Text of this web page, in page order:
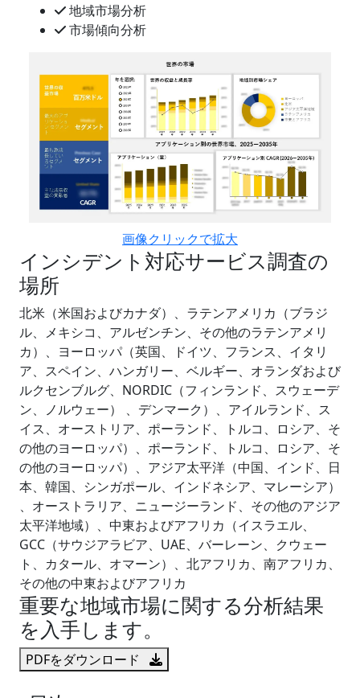
地域市場分析
市場傾向分析
画像クリックで拡大
インシデント対応サービス調査の
場所
北米（米国およびカナダ）、ラテンアメリカ（ブラジ
ル、メキシコ、アルゼンチン、その他のラテンアメリ
カ）、ヨーロッパ（英国、ドイツ、フランス、イタリ
ア、スペイン、ハンガリー、ベルギー、オランダおよび
ルクセンブルグ、NORDIC（フィンランド、スウェーデ
ン、ノルウェー） 、デンマーク）、アイルランド、ス
イス、オーストリア、ポーランド、トルコ、ロシア、そ
の他のヨーロッパ）、ポーランド、トルコ、ロシア、そ
の他のヨーロッパ）、アジア太平洋（中国、インド、日
本、韓国、シンガポール、インドネシア、マレーシア）
、オーストラリア、ニュージーランド、その他のアジア
太平洋地域）、中東およびアフリカ（イスラエル、
GCC（サウジアラビア、UAE、バーレーン、クウェー
ト、カタール、オマーン）、北アフリカ、南アフリカ、
その他の中東およびアフリカ
重要な地域市場に関する分析結果
を入手します。
PDFをダウンロード